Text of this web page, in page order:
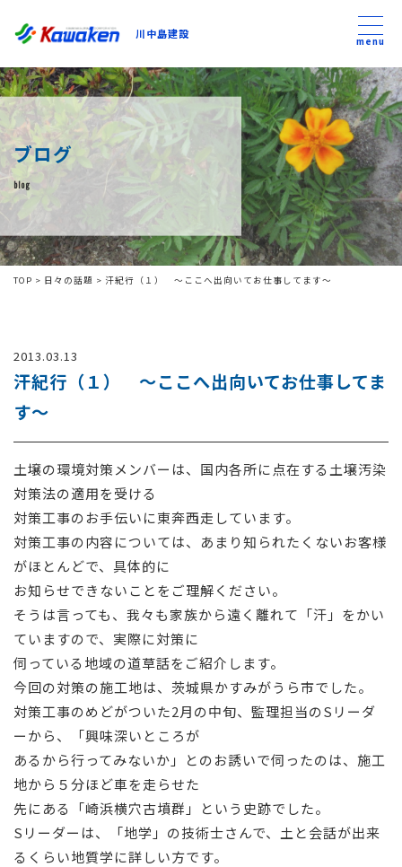
川中島建設
川中島建設
トップ
トピックス
事業内容
私たちについて
コンテンツ
お問い合わせ
menu
ブログ
blog
TOP > 日々の話題 > 汗紀行（１） ～ここへ出向いてお仕事してます～
2013.03.13
汗紀行（１） ～ここへ出向いてお仕事してま
す～
土壌の環境対策メンバーは、国内各所に点在する土壌汚染
対策法の適用を受ける
対策工事のお手伝いに東奔西走しています。
対策工事の内容については、あまり知られたくないお客様
がほとんどで、具体的に
お知らせできないことをご理解ください。
そうは言っても、我々も家族から遠く離れて「汗」をかい
ていますので、実際に対策に
伺っている地域の道草話をご紹介します。
今回の対策の施工地は、茨城県かすみがうら市でした。
対策工事のめどがついた2月の中旬、監理担当のSリーダ
ーから、「興味深いところが
あるから行ってみないか」とのお誘いで伺ったのは、施工
地から５分ほど車を走らせた
先にある「崎浜横穴古墳群」という史跡でした。
Sリーダーは、「地学」の技術士さんで、土と会話が出来
るくらい地質学に詳しい方です。